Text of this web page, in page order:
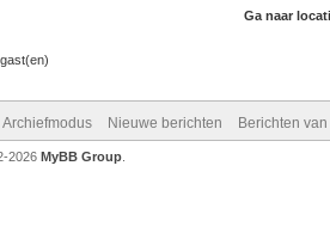
Ga naar
Archiefmodus Nieuwe berichten Berichten
2026 MyBB Group